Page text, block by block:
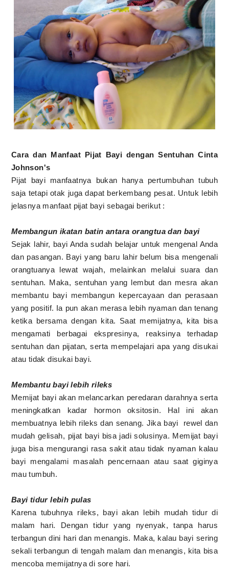
Cara dan Manfaat Pijat Bayi dengan Sentuhan Cinta
Johnson's
Pijat bayi manfaatnya bukan hanya pertumbuhan tubuh
saja tetapi otak juga dapat berkembang pesat. Untuk lebih
jelasnya manfaat pijat bayi sebagai berikut :
Membangun ikatan batin antara orangtua dan bayi
Sejak lahir, bayi Anda sudah belajar untuk mengenal Anda
dan pasangan. Bayi yang baru lahir belum bisa mengenali
orangtuanya lewat wajah, melainkan melalui suara dan
sentuhan. Maka, sentuhan yang lembut dan mesra akan
membantu bayi membangun kepercayaan dan perasaan
yang positif. Ia pun akan merasa lebih nyaman dan tenang
ketika bersama dengan kita. Saat memijatnya, kita bisa
mengamati berbagai ekspresinya, reaksinya terhadap
sentuhan dan pijatan, serta mempelajari apa yang disukai
atau tidak disukai bayi.
Membantu bayi lebih rileks
Memijat bayi akan melancarkan peredaran darahnya serta
meningkatkan kadar hormon oksitosin. Hal ini akan
membuatnya lebih rileks dan senang. Jika bayi rewel dan
mudah gelisah, pijat bayi bisa jadi solusinya. Memijat bayi
juga bisa mengurangi rasa sakit atau tidak nyaman kalau
bayi mengalami masalah pencernaan atau saat giginya
mau tumbuh.
Bayi tidur lebih pulas
Karena tubuhnya rileks, bayi akan lebih mudah tidur di
malam hari. Dengan tidur yang nyenyak, tanpa harus
terbangun dini hari dan menangis. Maka, kalau bayi sering
sekali terbangun di tengah malam dan menangis, kita bisa
mencoba memijatnya di sore hari.